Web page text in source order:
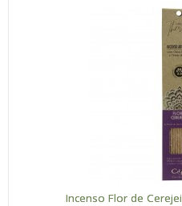
Incenso Flor de